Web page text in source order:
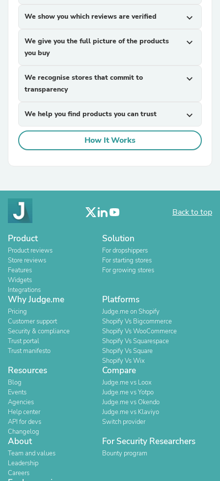
We show you which reviews are verified expand_more
We give you the full picture of the products
you buy
expand_more
We recognise stores that commit to
transparency
expand_more
We help you find products you can trust expand_more
How It Works
Back to top
Product
Product reviews
Store reviews
Features
Widgets
Integrations
Solution
For dropshippers
For starting stores
For growing stores
Why Judge.me
Pricing
Customer support
Security & compliance
Trust portal
Trust manifesto
Platforms
Judge.me on Shopify
Shopify Vs Bigcommerce
Shopify Vs WooCommerce
Shopify Vs Squarespace
Shopify Vs Square
Shopify Vs Wix
Resources
Blog
Events
Agencies
Help center
API for devs
Changelog
Compare
Judge.me vs Loox
Judge.me vs Yotpo
Judge.me vs Okendo
Judge.me vs Klaviyo
Switch provider
About
Team and values
Leadership
Careers
For Security Researchers
Bounty program